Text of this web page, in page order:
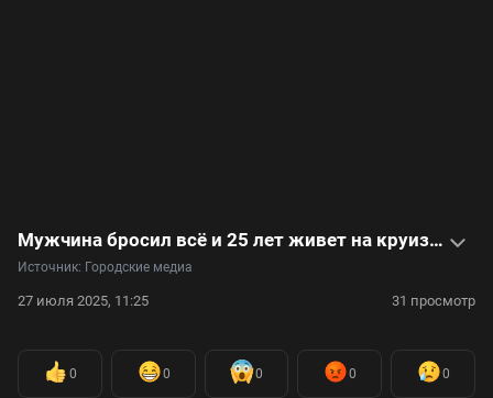
Мужчина бросил всё и 25 лет живет на круизном лайнере — видео
Источник: Городские медиа
27 июля 2025, 11:25 31 просмотр
0 0 0 0 0